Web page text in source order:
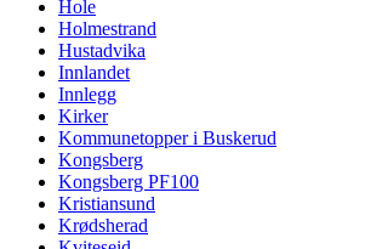
Hole
Holmestrand
Hustadvika
Innlandet
Innlegg
Kirker
Kommunetopper i Buskerud
Kongsberg
Kongsberg PF100
Kristiansund
Krødsherad